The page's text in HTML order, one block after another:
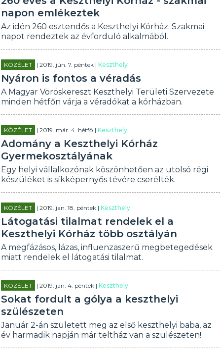
napon emlékeztek
Az idén 260 esztendős a Keszthelyi Kórház. Szakmai
napot rendeztek az évforduló alkalmából.
KÖZÉLET | 2019. jún. 7. péntek |Keszthely
Nyáron is fontos a véradás
A Magyar Vöröskereszt Keszthelyi Területi Szervezete
minden hétfőn várja a véradókat a kórházban.
KÖZÉLET | 2019. már. 4. hétfő |Keszthely
Adomány a Keszthelyi Kórház
Gyermekosztályának
Egy helyi vállalkozónak köszönhetően az utolsó régi
készüléket is síkképernyős tévére cserélték.
KÖZÉLET | 2019. jan. 18. péntek |Keszthely
Látogatási tilalmat rendelek el a
Keszthelyi Kórház több osztályán
A megfázásos, lázas, influenzaszerű megbetegedések
miatt rendelek el látogatási tilalmat.
KÖZÉLET | 2019. jan. 4. péntek |Keszthely
Sokat fordult a gólya a keszthelyi
szülészeten
Január 2-án született meg az első keszthelyi baba, az
év harmadik napján már teltház van a szülészeten!